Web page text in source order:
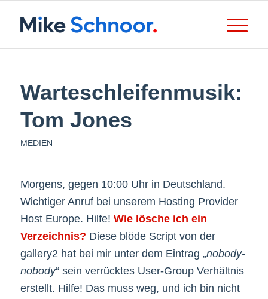
Warteschleifenmusik:
Tom Jones
MEDIEN
Morgens, gegen 10:00 Uhr in Deutschland.
Wichtiger Anruf bei unserem Hosting Provider
Host Europe. Hilfe! Wie lösche ich ein
Verzeichnis? Diese blöde Script von der
gallery2 hat bei mir unter dem Eintrag „nobody-
nobody“ sein verrücktes User-Group Verhältnis
erstellt. Hilfe! Das muss weg, und ich bin nicht